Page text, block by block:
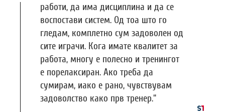
работи, да има дисциплина и да се
воспостави систем. Од тоа што го
гледам, комплетно сум задоволен од
сите играчи. Кога имате квалитет за
работа, многу е полесно и тренингот
е порелаксиран. Ако треба да
сумирам, иако е рано, чувствувам
задоволство како прв тренер.“